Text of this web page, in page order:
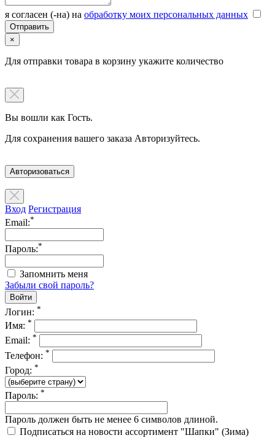
я согласен (-на) на обработку моих персональных данных
×
Для отправки товара в корзину укажите количество
Вы вошли как Гость.
Для сохранения вашего заказа Авторизуйтесь.
Авторизоваться
Вход Регистрация
Email:*
Пароль:*
Запомнить меня
Забыли свой пароль?
Логин: *
Имя: *
Email: *
Телефон: *
Город: *
Пароль: *
Пароль должен быть не менее 6 символов длиной.
Подписаться на новости ассортимент "Шапки" (Зима)